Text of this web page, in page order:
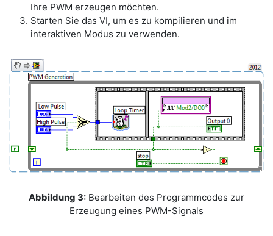
Ihre PWM erzeugen möchten.
Starten Sie das VI, um es zu kompilieren und im
interaktiven Modus zu verwenden.
Abbildung 3: Bearbeiten des Programmcodes zur
Erzeugung eines PWM-Signals